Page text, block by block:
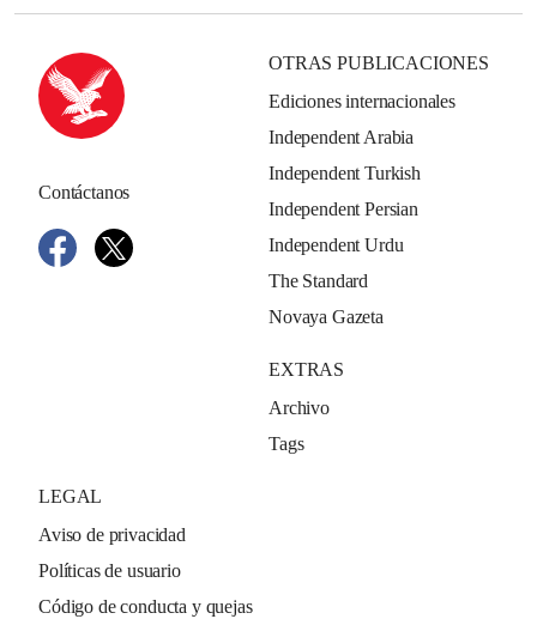
Contáctanos
OTRAS PUBLICACIONES
Ediciones internacionales
Independent Arabia
Independent Turkish
Independent Persian
Independent Urdu
The Standard
Novaya Gazeta
EXTRAS
Archivo
Tags
LEGAL
Aviso de privacidad
Políticas de usuario
Código de conducta y quejas